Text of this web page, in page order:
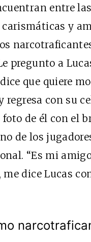
entre las
y
pregunto a
que quiere
regresa con su
de él con el
de los
“Es mi
me dice Lucas